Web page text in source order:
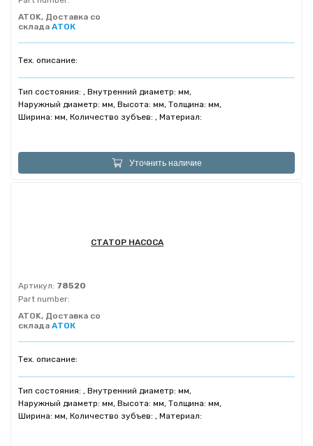
ATOK, Доставка со
склада АТОК
Тех. описание:
Тип состояния: , Внутренний диаметр: мм,
Наружный диаметр: мм, Высота: мм, Толщина: мм,
Ширина: мм, Количество зубъев: , Материал:
Уточнить наличие
СТАТОР НАСОСА
Артикул: 78520
Part number:
ATOK, Доставка со
склада АТОК
Тех. описание:
Тип состояния: , Внутренний диаметр: мм,
Наружный диаметр: мм, Высота: мм, Толщина: мм,
Ширина: мм, Количество зубъев: , Материал: